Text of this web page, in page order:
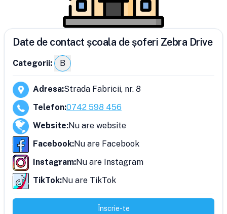
Date de contact școala de șoferi Zebra Drive
Categorii: B
Adresa:Strada Fabricii, nr. 8
Telefon:0742 598 456
Website:Nu are website
Facebook:Nu are Facebook
Instagram:Nu are Instagram
TikTok:Nu are TikTok
Înscrie-te